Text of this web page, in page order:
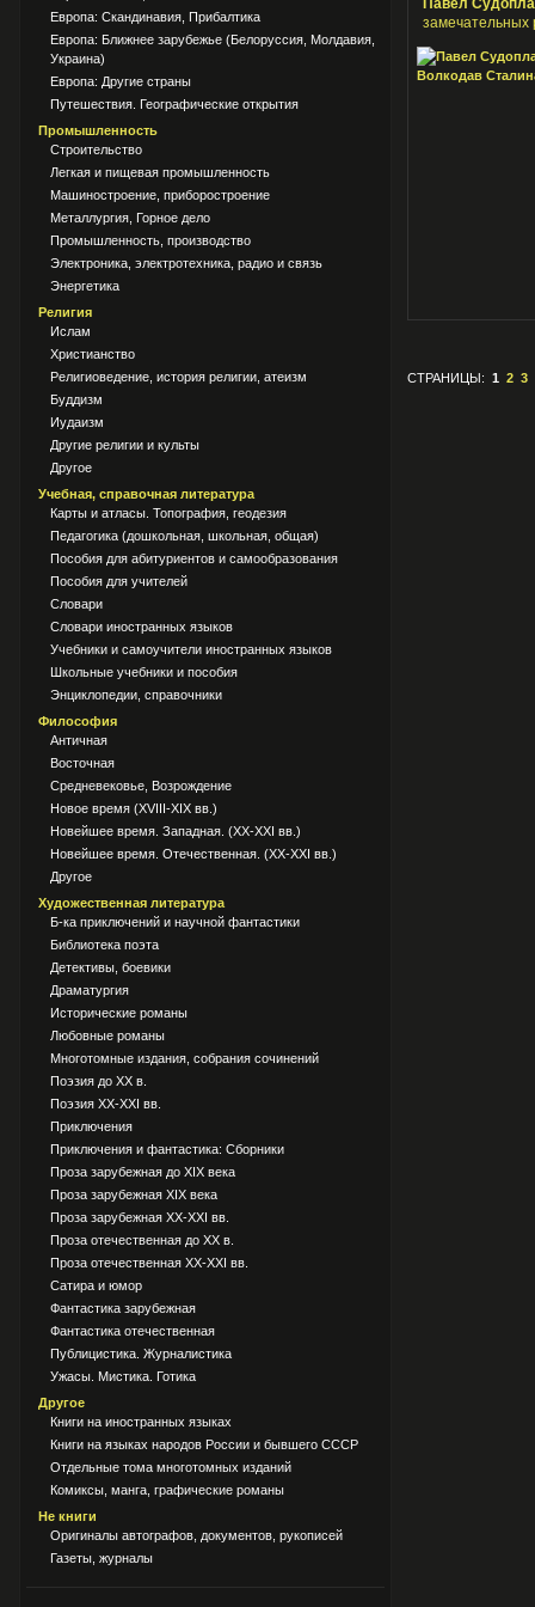
Европа: Скандинавия, Прибалтика
Европа: Ближнее зарубежье (Белоруссия, Молдавия,
Украина)
Европа: Другие страны
Путешествия. Географические открытия
Промышленность
Строительство
Легкая и пищевая промышленность
Машиностроение, приборостроение
Металлургия, Горное дело
Промышленность, производство
Электроника, электротехника, радио и связь
Энергетика
Религия
Ислам
Христианство
Религиоведение, история религии, атеизм
Буддизм
Иудаизм
Другие религии и культы
Другое
Учебная, справочная литература
Карты и атласы. Топография, геодезия
Педагогика (дошкольная, школьная, общая)
Пособия для абитуриентов и самообразования
Пособия для учителей
Словари
Словари иностранных языков
Учебники и самоучители иностранных языков
Школьные учебники и пособия
Энциклопедии, справочники
Философия
Античная
Восточная
Средневековье, Возрождение
Новое время (XVIII-XIX вв.)
Новейшее время. Западная. (XX-XXI вв.)
Новейшее время. Отечественная. (XX-XXI вв.)
Другое
Художественная литература
Б-ка приключений и научной фантастики
Библиотека поэта
Детективы, боевики
Драматургия
Исторические романы
Любовные романы
Многотомные издания, собрания сочинений
Поэзия до XX в.
Поэзия XX-XXI вв.
Приключения
Приключения и фантастика: Сборники
Проза зарубежная до XIX века
Проза зарубежная XIX века
Проза зарубежная XX-XXI вв.
Проза отечественная до XX в.
Проза отечественная XX-XXI вв.
Сатира и юмор
Фантастика зарубежная
Фантастика отечественная
Публицистика. Журналистика
Ужасы. Мистика. Готика
Другое
Книги на иностранных языках
Книги на языках народов России и бывшего СССР
Отдельные тома многотомных изданий
Комиксы, манга, графические романы
Не книги
Оригиналы автографов, документов, рукописей
Газеты, журналы
Павел
замечательных
СТРАНИЦЫ: 1 2 3